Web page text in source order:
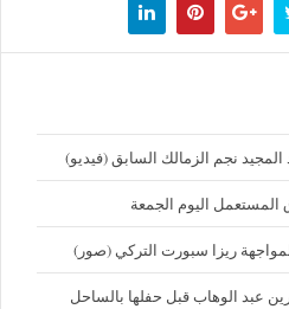
نجم الزمالك السابق (فيديو)
المستعمل اليوم الجمعة
لمواجهة ريزا سبورت التركي (صور)
عبد الوهاب قبل حفلها بالساحل